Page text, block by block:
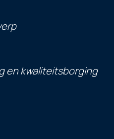
en kwaliteitsborging